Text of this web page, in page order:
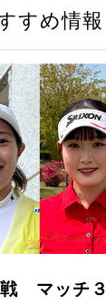
すめ情報
マッチ３